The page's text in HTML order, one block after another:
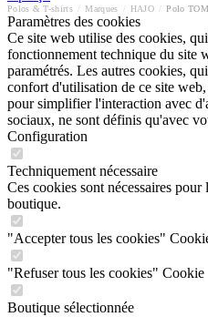
Polos & T-shirts Marques HAJO Polo
Paramètres des cookies
Ce site web utilise des cookies,
fonctionnement technique du site
paramétrés. Les autres cookies,
confort d'utilisation de ce site
pour simplifier l'interaction avec
sociaux, ne sont définis qu'avec
Configuration
Techniquement nécessaire
Ces cookies sont nécessaires pour
boutique.
"Accepter tous les cookies"
"Refuser tous les cookies" Cookie
Boutique sélectionnée